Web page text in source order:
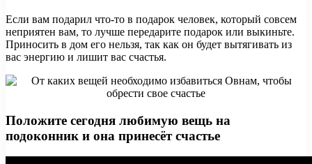
Если вам подарил что-то в подарок человек, который совсем
неприятен вам, то лучше передарите подарок или выкиньте.
Приносить в дом его нельзя, так как он будет вытягивать из
вас энергию и лишит вас счастья.
Положите сегодня любимую вещь на
подоконник и она принесёт счастье